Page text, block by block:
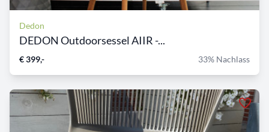
Dedon
DEDON Outdoorsessel AIIR -...
€ 399,- 33% Nachlass